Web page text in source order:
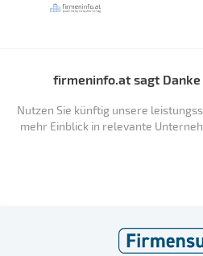
firmeninfo.at sagt
Nutzen Sie künftig unsere
mehr Einblick in relevante